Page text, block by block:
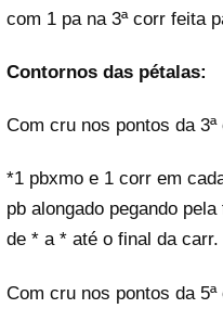
com 1 pa na 3ª corr feita
Contornos das pétalas:
Com cru nos pontos da 3ª
*1 pbxmo e 1 corr em
pb alongado pegando
de * a * até o final da
Com cru nos pontos da 5ª